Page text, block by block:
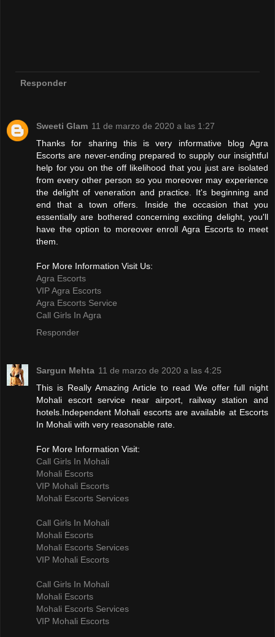
Responder
Sweeti Glam 11 de marzo de 2020 a las 1:27
Thanks for sharing this is very informative blog Agra
Escorts are never-ending prepared to supply our insightful
help for you on the off likelihood that you just are isolated
from every other person so you moreover may experience
the delight of veneration and practice. It's beginning and
end that a town offers. Inside the occasion that you
essentially are bothered concerning exciting delight, you'll
have the option to moreover enroll Agra Escorts to meet
them.
For More Information Visit Us:
Agra Escorts
VIP Agra Escorts
Agra Escorts Service
Call Girls In Agra
Responder
Sargun Mehta 11 de marzo de 2020 a las 4:25
This is Really Amazing Article to read We offer full night
Mohali escort service near airport, railway station and
hotels.Independent Mohali escorts are available at Escorts
In Mohali with very reasonable rate.
For More Information Visit:
Call Girls In Mohali
Mohali Escorts
VIP Mohali Escorts
Mohali Escorts Services
Call Girls In Mohali
Mohali Escorts
Mohali Escorts Services
VIP Mohali Escorts
Call Girls In Mohali
Mohali Escorts
Mohali Escorts Services
VIP Mohali Escorts